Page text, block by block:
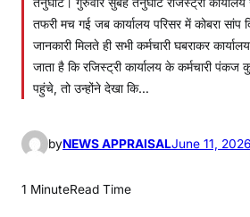
तफरी मच गई जब कार्यालय परिसर में कोबरा
जानकारी मिलते ही सभी कर्मचारी घबराकर
जाता है कि रजिस्ट्री कार्यालय के कर्मचारी पंकज
पहुंचे, तो उन्होंने देखा कि…
byNEWS APPRAISALJune 11, 2026
1 MinuteRead Time